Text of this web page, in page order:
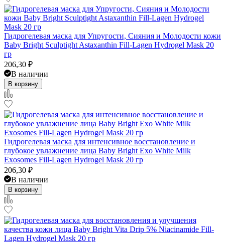
Гидрогелевая маска для Упругости, Сияния и Молодости кожи
Baby Bright Sculptight Astaxanthin Fill-Lagen Hydrogel Mask 20
гр
206,30 ₽
В наличии
В корзину
Гидрогелевая маска для интенсивное восстановление и
глубокое увлажнение лица Baby Bright Exo White Milk
Exosomes Fill-Lagen Hydrogel Mask 20 гр
206,30 ₽
В наличии
В корзину